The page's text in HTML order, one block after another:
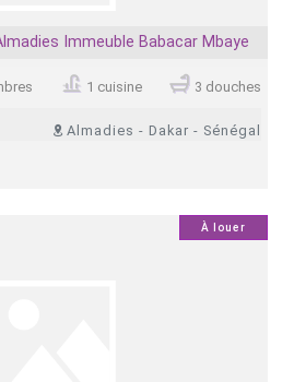
Immeuble Babacar Mbaye
1 cuisine 3 douches
Almadies - Dakar - Sénégal
À louer0